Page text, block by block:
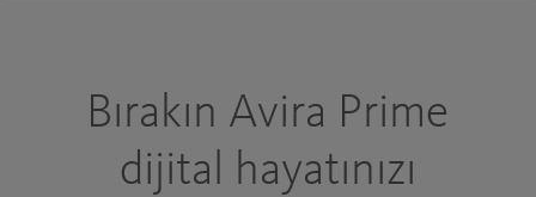
Bırakın Avira Prime
dijital hayatınızı